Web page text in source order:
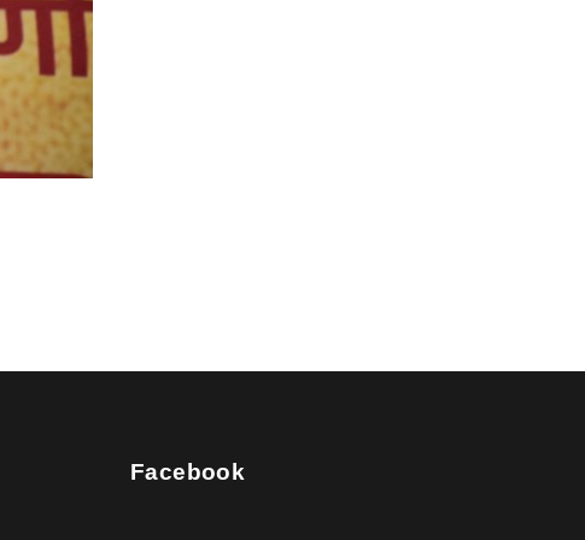
Facebook